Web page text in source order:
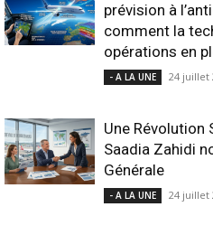
prévision à
comment la
opérations en
- A LA UNE 24 juillet
Une Révolution
Saadia Zahidi
Générale
- A LA UNE 24 juillet